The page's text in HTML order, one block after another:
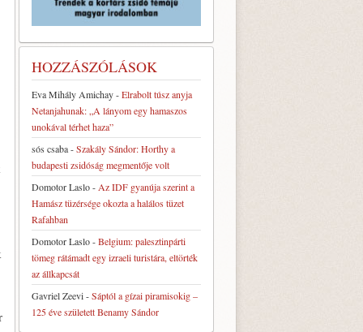
HOZZÁSZÓLÁSOK
Eva Mihály Amichay-Elrabolt túsz anyja
Netanjahunak: „A lányom egy hamaszos
unokával térhet haza”
sós csaba-Szakály Sándor: Horthy a
budapesti zsidóság megmentője volt
Domotor Laslo- Az IDF gyanúja szerint a
Hamász tüzérsége okozta a halálos tüzet
Rafahban
Domotor Laslo-Belgium: palesztinpárti
tömeg rátámadt egy izraeli turistára, eltörték
az állkapcsát
Gavriel Zeevi-Sáptól a gízai piramisokig –
125 éve született Benamy Sándor